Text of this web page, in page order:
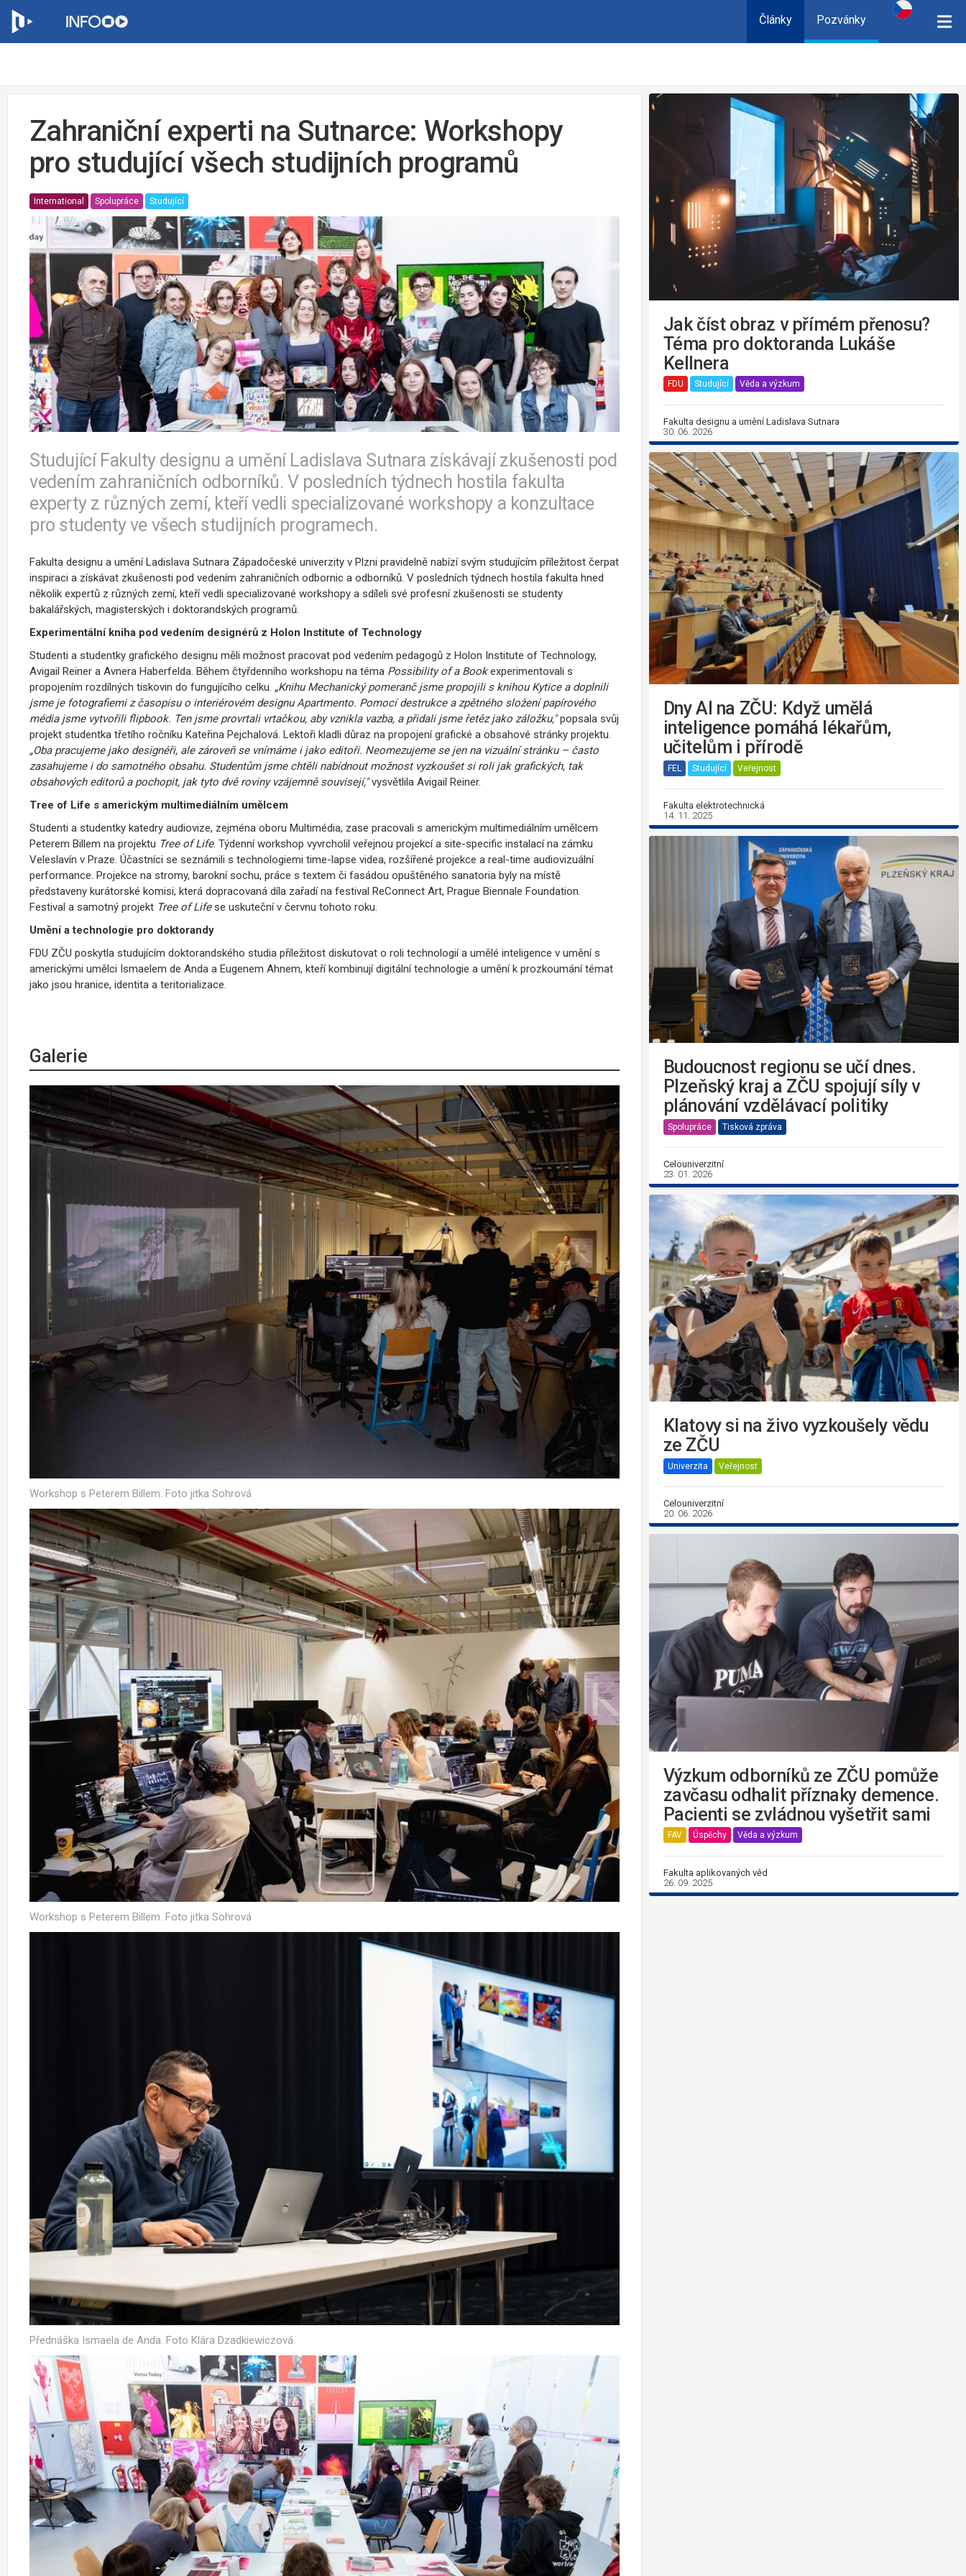
Články Pozvánky
Zahraniční experti na Sutnarce: Workshopy
pro studující všech studijních programů
International Spolupráce Studující
Studující Fakulty designu a umění Ladislava Sutnara získávají zkušenosti pod
vedením zahraničních odborníků. V posledních týdnech hostila fakulta
experty z různých zemí, kteří vedli specializované workshopy a konzultace
pro studenty ve všech studijních programech.
Fakulta designu a umění Ladislava Sutnara Západočeské univerzity v Plzni pravidelně nabízí svým studujícím příležitost čerpat
inspiraci a získávat zkušenosti pod vedením zahraničních odbornic a odborníků. V posledních týdnech hostila fakulta hned
několik expertů z různých zemí, kteří vedli specializované workshopy a sdíleli své profesní zkušenosti se studenty
bakalářských, magisterských i doktorandských programů.
Experimentální kniha pod vedením designérů z Holon Institute of Technology
Studenti a studentky grafického designu měli možnost pracovat pod vedením pedagogů z Holon Institute of Technology,
Avigail Reiner a Avnera Haberfelda. Během čtyřdenního workshopu na téma Possibility of a Bookexperimentovali s
propojením rozdílných tiskovin do fungujícího celku. „Knihu Mechanický pomeranč jsme propojili s knihou Kytice a doplnili
jsme je fotografiemi z časopisu o interiérovém designu Apartmento. Pomocí destrukce a zpětného složení papírového
média jsme vytvořili flipbook. Ten jsme provrtali vrtačkou, aby vznikla vazba, a přidali jsme řetěz jako záložku,"popsala svůj
projekt studentka třetího ročníku Kateřina Pejchalová. Lektoři kladli důraz na propojení grafické a obsahové stránky projektu.
„Oba pracujeme jako designéři, ale zároveň se vnímáme i jako editoři. Neomezujeme se jen na vizuální stránku – často
zasahujeme i do samotného obsahu. Studentům jsme chtěli nabídnout možnost vyzkoušet si roli jak grafických, tak
obsahových editorů a pochopit, jak tyto dvě roviny vzájemně souvisejí,"vysvětlila Avigail Reiner.
Tree of Life s americkým multimediálním umělcem
Studenti a studentky katedry audiovize, zejména oboru Multimédia, zase pracovali s americkým multimediálním umělcem
Peterem Billem na projektu Tree of Life. Týdenní workshop vyvrcholil veřejnou projekcí a site-specific instalací na zámku
Veleslavín v Praze. Účastníci se seznámili s technologiemi time-lapse videa, rozšířené projekce a real-time audiovizuální
performance. Projekce na stromy, barokní sochu, práce s textem či fasádou opuštěného sanatoria byly na místě
představeny kurátorské komisi, která dopracovaná díla zařadí na festival ReConnect Art, Prague Biennale Foundation.
Festival a samotný projekt Tree of Lifese uskuteční v červnu tohoto roku.
Umění a technologie pro doktorandy
FDU ZČU poskytla studujícím doktorandského studia příležitost diskutovat o roli technologií a umělé inteligence v umění s
americkými umělci Ismaelem de Anda a Eugenem Ahnem, kteří kombinují digitální technologie a umění k prozkoumání témat
jako jsou hranice, identita a teritorializace.
Galerie
Workshop s Peterem Billem. Foto jitka Sohrová
Workshop s Peterem Billem. Foto jitka Sohrová
Přednáška Ismaela de Anda. Foto Klára Dzadkiewiczová
Jak číst obraz v přímém přenosu?
Téma pro doktoranda Lukáše
Kellnera
FDU Studující Věda a výzkum
Fakulta designu a umění Ladislava Sutnara
30. 06. 2026
Dny AI na ZČU: Když umělá
inteligence pomáhá lékařům,
učitelům i přírodě
FEL Studující Veřejnost
Fakulta elektrotechnická
14. 11. 2025
Budoucnost regionu se učí dnes.
Plzeňský kraj a ZČU spojují síly v
plánování vzdělávací politiky
Spolupráce Tisková zpráva
Celouniverzitní
23. 01. 2026
Klatovy si na živo vyzkoušely vědu
ze ZČU
Univerzita Veřejnost
Celouniverzitní
20. 06. 2026
Výzkum odborníků ze ZČU pomůže
zavčasu odhalit příznaky demence.
Pacienti se zvládnou vyšetřit sami
FAV Úspěchy Věda a výzkum
Fakulta aplikovaných věd
26. 09. 2025